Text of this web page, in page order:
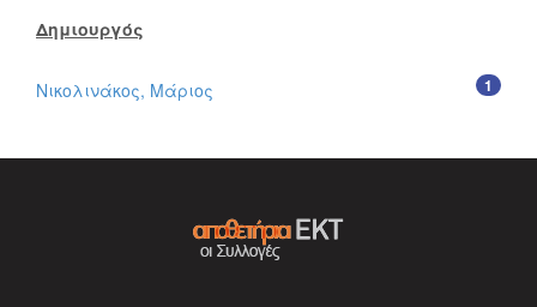
Δημιουργός
1
Νικολινάκος, Μάριος